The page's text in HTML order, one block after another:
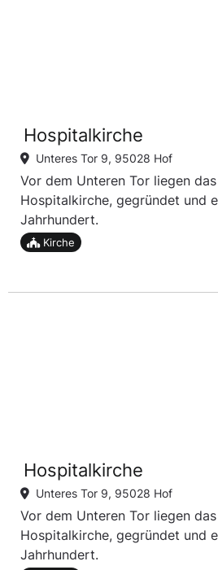
Hospitalkirche
Unteres Tor 9, 95028 Hof
Vor dem Unteren Tor liegen
Hospitalkirche, gegründet und
Jahrhundert.
Kirche
Hospitalkirche
Unteres Tor 9, 95028 Hof
Vor dem Unteren Tor liegen
Hospitalkirche, gegründet und
Jahrhundert.